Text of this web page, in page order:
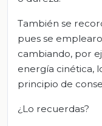
También se
pues se
cambiando, por
energía cinética,
principio de
¿Lo recuerdas?